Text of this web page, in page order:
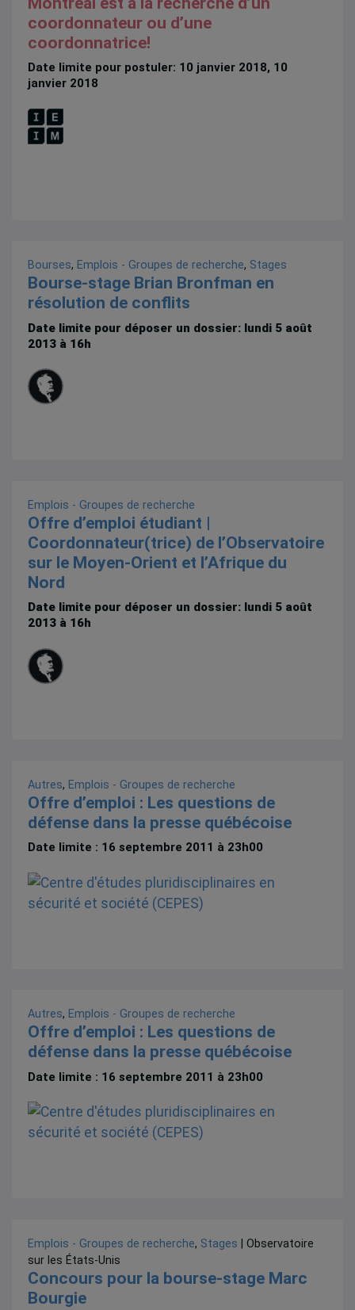
coordonnateur ou d’une
coordonnatrice!
Date limite pour postuler: 10 janvier 2018, 10
janvier 2018
Bourses, Emplois - Groupes de recherche, Stages
Bourse-stage Brian Bronfman en
résolution de conflits
Date limite pour déposer un dossier: lundi 5 août
2013 à 16h
Emplois - Groupes de recherche
Offre d’emploi étudiant |
Coordonnateur(trice) de l’Observatoire
sur le Moyen-Orient et l’Afrique du
Nord
Date limite pour déposer un dossier: lundi 5 août
2013 à 16h
Autres, Emplois - Groupes de recherche
Offre d’emploi : Les questions de
défense dans la presse québécoise
Date limite : 16 septembre 2011 à 23h00
Autres, Emplois - Groupes de recherche
Offre d’emploi : Les questions de
défense dans la presse québécoise
Date limite : 16 septembre 2011 à 23h00
Emplois - Groupes de recherche, Stages | Observatoire
sur les États-Unis
Concours pour la bourse-stage Marc
Bourgie